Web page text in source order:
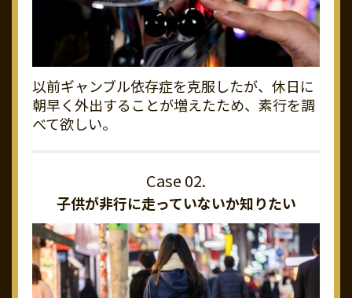
以前ギャンブル依存症を克服したが、休日に
朝早く外出することが増えたため、素行を調
べて欲しい。
子供が非行に走っていないか知りたい